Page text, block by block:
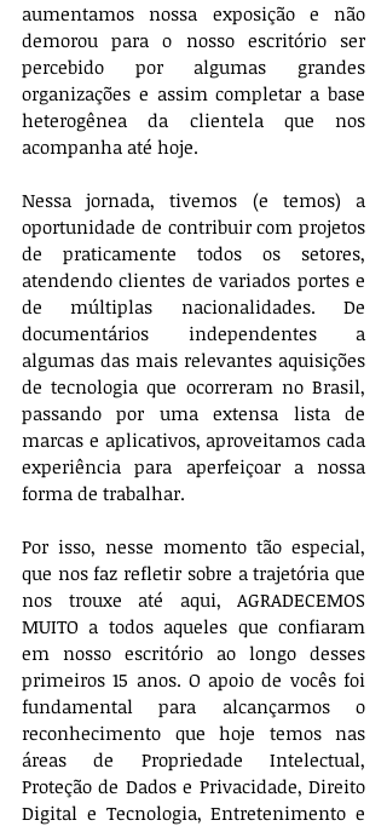
aumentamos nossa exposição e não
demorou para o nosso escritório ser
percebido por algumas grandes
organizações e assim completar a base
heterogênea da clientela que nos
acompanha até hoje.
Nessa jornada, tivemos (e temos) a
oportunidade de contribuir com projetos
de praticamente todos os setores,
atendendo clientes de variados portes e
de múltiplas nacionalidades. De
documentários independentes a
algumas das mais relevantes aquisições
de tecnologia que ocorreram no Brasil,
passando por uma extensa lista de
marcas e aplicativos, aproveitamos cada
experiência para aperfeiçoar a nossa
forma de trabalhar.
Por isso, nesse momento tão especial,
que nos faz refletir sobre a trajetória que
nos trouxe até aqui, AGRADECEMOS
MUITO a todos aqueles que confiaram
em nosso escritório ao longo desses
primeiros 15 anos. O apoio de vocês foi
fundamental para alcançarmos o
reconhecimento que hoje temos nas
áreas de Propriedade Intelectual,
Proteção de Dados e Privacidade, Direito
Digital e Tecnologia, Entretenimento e